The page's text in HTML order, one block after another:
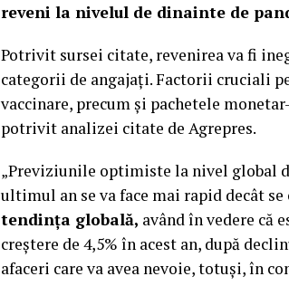
reveni la nivelul de dinainte de
Potrivit sursei citate, revenirea va fi
categorii de angajați. Factorii cruciali
vaccinare, precum şi pachetele
potrivit analizei citate de Agrepres.
„Previziunile optimiste la nivel global
ultimul an se va face mai rapid decât
tendinţa globală, având în vedere că
creştere de 4,5% în acest an, după
afaceri care va avea nevoie, totuşi, în